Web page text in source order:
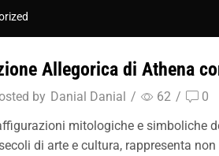
Allegorica di Athena
by Danial Danial / 62 /
0
mitologiche e simboliche
di arte e cultura, rappresenta